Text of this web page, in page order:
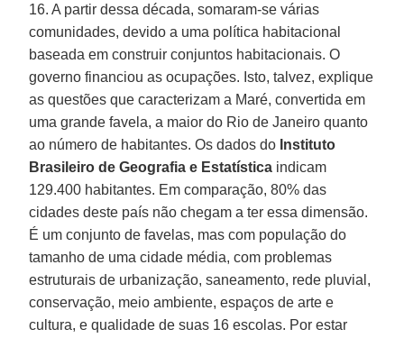
16. A partir dessa década, somaram-se várias
comunidades, devido a uma política habitacional
baseada em construir conjuntos habitacionais. O
governo financiou as ocupações. Isto, talvez, explique
as questões que caracterizam a Maré, convertida em
uma grande favela, a maior do Rio de Janeiro quanto
ao número de habitantes. Os dados do Instituto
Brasileiro de Geografia e Estatística indicam
129.400 habitantes. Em comparação, 80% das
cidades deste país não chegam a ter essa dimensão.
É um conjunto de favelas, mas com população do
tamanho de uma cidade média, com problemas
estruturais de urbanização, saneamento, rede pluvial,
conservação, meio ambiente, espaços de arte e
cultura, e qualidade de suas 16 escolas. Por estar